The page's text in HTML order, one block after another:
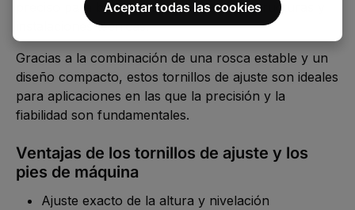
preciso para bastidores de máquinas, estructuras y
instalaciones técnicas.
Gracias a la combinación de una rosca estable y un
diseño compacto, estos tornillos de ajuste son ideales
para aplicaciones en las que la precisión y la
fiabilidad son fundamentales.
Ventajas de los tornillos de ajuste y los
pies de máquina
Ajuste exacto de la altura y nivelación
Aceptar todas las cookies